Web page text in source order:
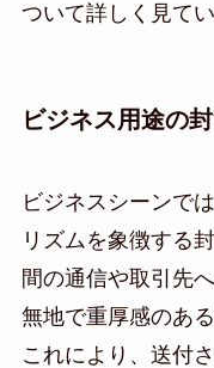
ついて詳しく見て
ビジネス用途の
ビジネスシーンで
リズムを象徴する
間の通信や取引先
無地で重厚感のあ
これにより、送付